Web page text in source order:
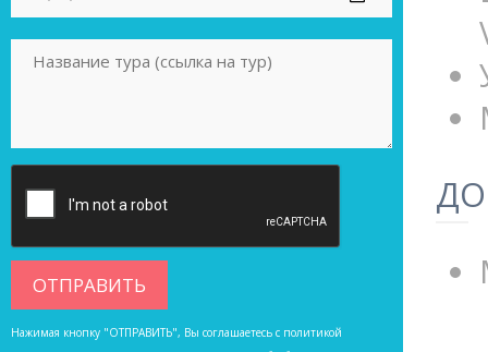
Нажимая кнопку "ОТПРАВИТЬ", Вы соглашаетесь с политикой